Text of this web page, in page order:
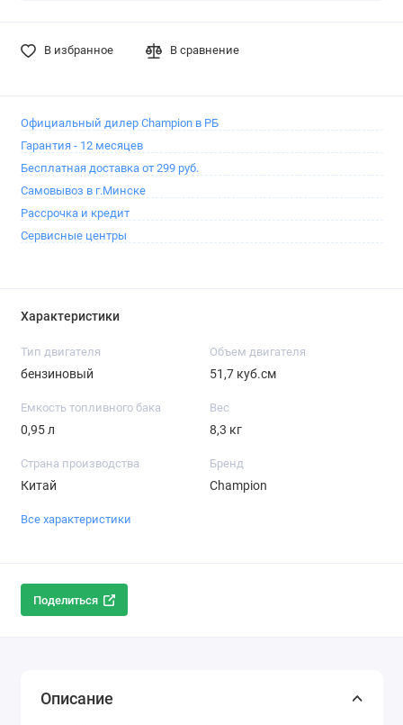
В избранное В сравнение
Официальный дилер Champion в РБ
Гарантия - 12 месяцев
Бесплатная доставка от 299 руб.
Самовывоз в г.Минске
Рассрочка и кредит
Сервисные центры
Характеристики
Тип двигателя
бензиновый
Объем двигателя
51,7 куб.см
Емкость топливного бака
0,95 л
Вес
8,3 кг
Страна производства
Китай
Бренд
Champion
Все характеристики
Поделиться
Описание